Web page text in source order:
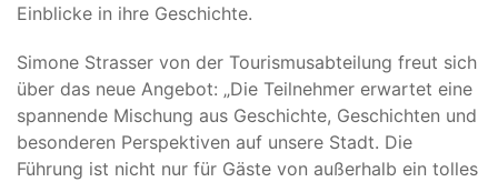
Einblicke in ihre Geschichte.
Simone Strasser von der Tourismusabteilung freut sich
über das neue Angebot: „Die Teilnehmer erwartet eine
spannende Mischung aus Geschichte, Geschichten und
besonderen Perspektiven auf unsere Stadt. Die
Führung ist nicht nur für Gäste von außerhalb ein tolles